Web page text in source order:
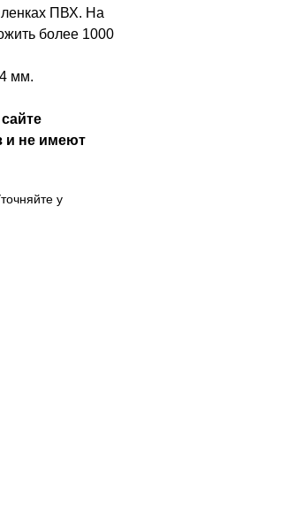
ПВХ. На
более 1000
мм.
и не имеют
у